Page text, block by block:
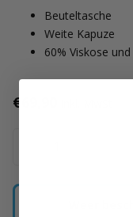
Beuteltasche
Weite Kapuze
60% Viskose
€69,90
Weer